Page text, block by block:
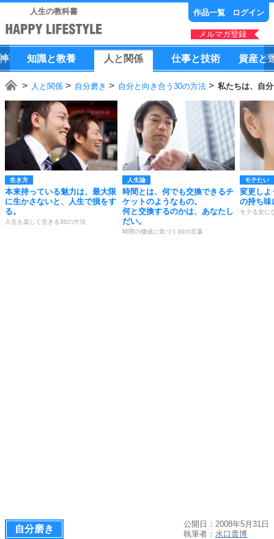
人生の教科書 作品一覧 ログイン
メルマガ登録
知識と教養 人 と 関係 仕事と技術 資産と
人と関係 自分磨き 自分と向き合う30の方法 私たちは、自
生き方
本来持っている魅力は、最大限
に生かさないと、人生で損をす
る。
人生を楽しく生きる30の方法
人生論
時間とは、何でも交換できるチ
ケットのようなもの。
何と交換するのかは、あなたし
だい。
時間の価値に気づく30の言葉
モテたい
変更しよ
の持ち味
モテる女に
自分磨き
公開日：2008年5月31日
執筆者： 水口貴博